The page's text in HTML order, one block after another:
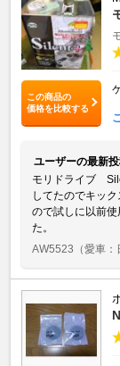
この商品の
価格を比較する
ユーザーの最新
モリドライブ
してたのでキッ
ので試しに以前
た。
AW5523 （愛車